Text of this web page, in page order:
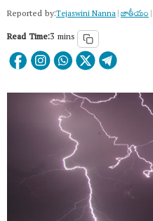
Reported by:Tejaswini Nanna|జాతీయం|
Read Time:3 mins